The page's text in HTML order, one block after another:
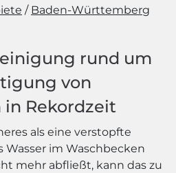
Baden-Württemberg
rund um
von
Rekordzeit
als eine verstopfte
Wasser im Waschbecken
mehr abfließt, kann das zu